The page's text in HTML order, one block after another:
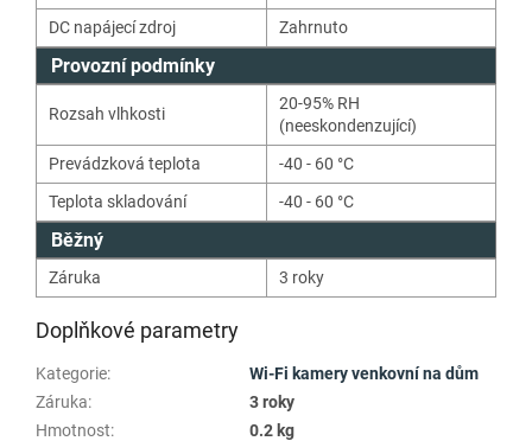
DC napájecí zdroj
Zahrnuto
Provozní podmínky
Rozsah vlhkosti
20-95% RH
(neeskondenzující)
Prevádzková teplota
-40 - 60 °C
Teplota skladování
-40 - 60 °C
Běžný
Záruka 3 roky
Doplňkové parametry
Kategorie:
Wi-Fi kamery venkovní na dům
Záruka:
3 roky
Hmotnost:
0.2 kg